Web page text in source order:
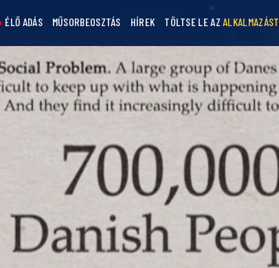
ÉLŐ ADÁS MŰSORBEOSZTÁS HÍREK TÖLTSE LE AZALKALMAZÁST